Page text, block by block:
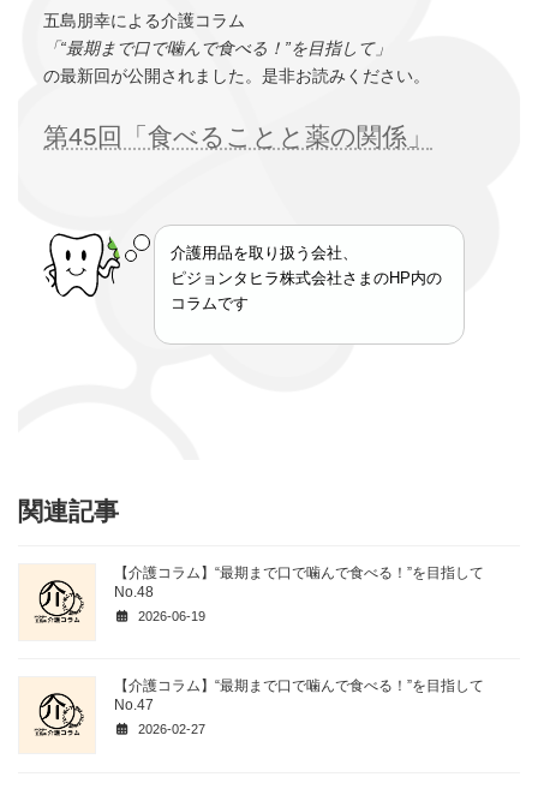
五島朋幸による介護コラム
「“最期まで口で噛んで食べる！”を目指して」
の最新回が公開されました。是非お読みください。
第45回「食べることと薬の関係」
介護用品を取り扱う会社、
ピジョンタヒラ株式会社さまのHP内の
コラムです
関連記事
【介護コラム】“最期まで口で噛んで食べる！”を目指して
No.48
2026-06-19
【介護コラム】“最期まで口で噛んで食べる！”を目指して
No.47
2026-02-27